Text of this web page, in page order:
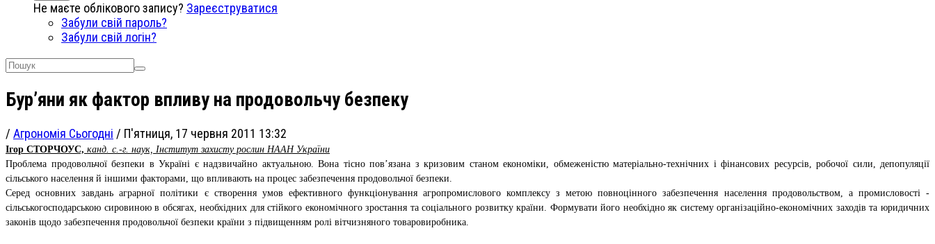
Не маєте облікового запису? Зареєструватися
Забули свій пароль?
Забули свій логін?
Бур’яни як фaктор впливу на продовольчу безпеку
/ Агрономія Сьогодні / П'ятниця, 17 червня 2011 13:32
Ігор СТОРЧОУС, канд. с.-г. наук, Інститут захисту рослин НААН України
Проблема продовольчої безпеки в Україні є надзвичайно актуальною. Вона тісно пов’язана з кризовим станом економіки, обмеженістю матеріально-технічних і фінансових ресурсів, робочої сили, депопуляції
сільського населення й іншими факторами, що впливають на процес забезпечення продовольчої безпеки.
Серед основних завдань аграрної політики є створення умов ефективного функціонування агропромислового комплексу з метою повноцінного забезпечення населення продовольством, а промисловості -
сільськогосподарською сировиною в обсягах, необхідних для стійкого економічного зростання та соціального розвитку країни. Формувати його необхідно як систему організаційно-економічних заходів та юридичних
законів щодо забезпечення продовольчої безпеки країни з підвищенням ролі вітчизняного товаровиробника.